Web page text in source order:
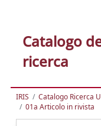
Catalogo
ricerca
IRIS Catalogo Ricerca
01a Articolo in rivista